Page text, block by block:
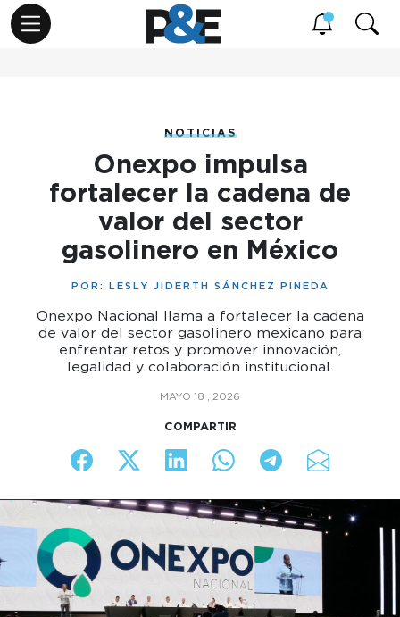
NOTICIAS
Onexpo impulsa
fortalecer la cadena de
valor del sector
gasolinero en México
POR: LESLY JIDERTH SÁNCHEZ PINEDA
Onexpo Nacional llama a fortalecer la cadena
de valor del sector gasolinero mexicano para
enfrentar retos y promover innovación,
legalidad y colaboración institucional.
MAYO 18 , 2026
COMPARTIR